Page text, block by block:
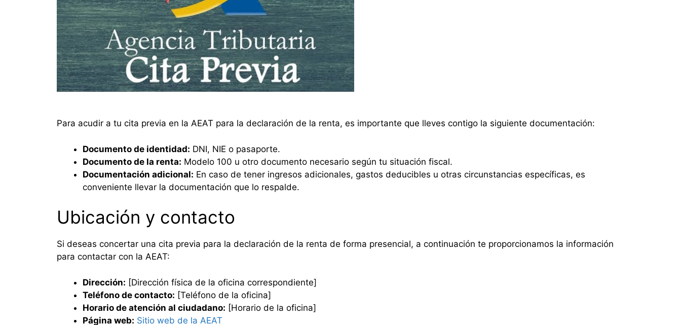
Para acudir a tu cita previa en la AEAT para la declaración de la renta, es importante que lleves contigo la siguiente documentación:
Documento de identidad: DNI, NIE o pasaporte.
Documento de la renta: Modelo 100 u otro documento necesario según tu situación fiscal.
Documentación adicional: En caso de tener ingresos adicionales, gastos deducibles u otras circunstancias específicas, es
conveniente llevar la documentación que lo respalde.
Ubicación y contacto
Si deseas concertar una cita previa para la declaración de la renta de forma presencial, a continuación te proporcionamos la información
para contactar con la AEAT:
Dirección: [Dirección física de la oficina correspondiente]
Teléfono de contacto: [Teléfono de la oficina]
Horario de atención al ciudadano: [Horario de la oficina]
Página web: Sitio web de la AEAT